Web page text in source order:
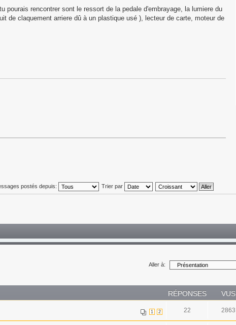
pourais rencontrer sont le ressort de la pedale d'embrayage, la lumiere du
de claquement arriere dû à un plastique usé ), lecteur de carte, moteur de
postés depuis: Trier par
Aller à:
RÉPONSES VUS
1 2 22 2863